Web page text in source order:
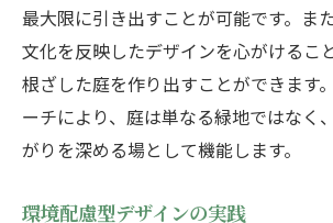
最大限に引き出すことが可能です。ま
文化を反映したデザインを心がけるこ
根ざした庭を作り出すことができます
ーチにより、庭は単なる緑地ではなく
がりを深める場として機能します。
環境配慮型デザインの実践